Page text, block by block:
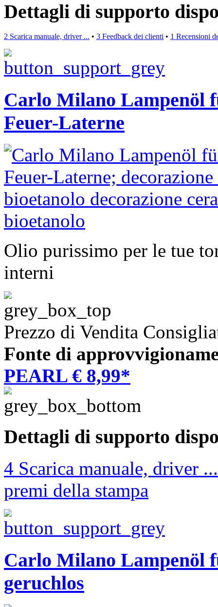
Dettagli di supporto
2 Scarica manuale, driver ... • 3 Feedback dei clienti • 1 Recensioni
Carlo Milano Lampenöl
Feuer-Laterne
Olio purissimo per le tue
interni
Prezzo di Vendita
Fonte di
PEARL € 8,99*
Dettagli di supporto
4 Scarica manuale, driver ...
premi della stampa
Carlo Milano Lampenöl
geruchlos